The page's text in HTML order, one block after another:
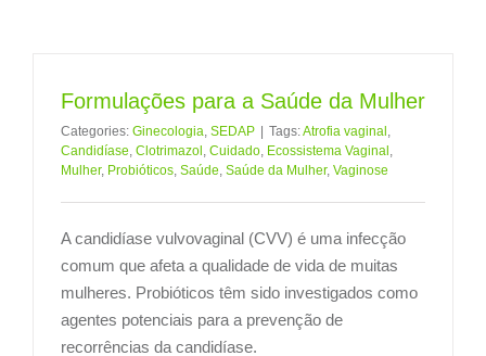
Formulações para a Saúde da Mulher
Categories: Ginecologia, SEDAP Tags:Atrofia vaginal ,
Candidíase, Clotrimazol , Cuidado, Ecossistema Vaginal ,
Mulher, Probióticos, Saúde, Saúde da Mulher, Vaginose
A candidíase vulvovaginal (CVV) é uma infecção
comum que afeta a qualidade de vida de muitas
mulheres. Probióticos têm sido investigados como
agentes potenciais para a prevenção de
recorrências da candidíase.